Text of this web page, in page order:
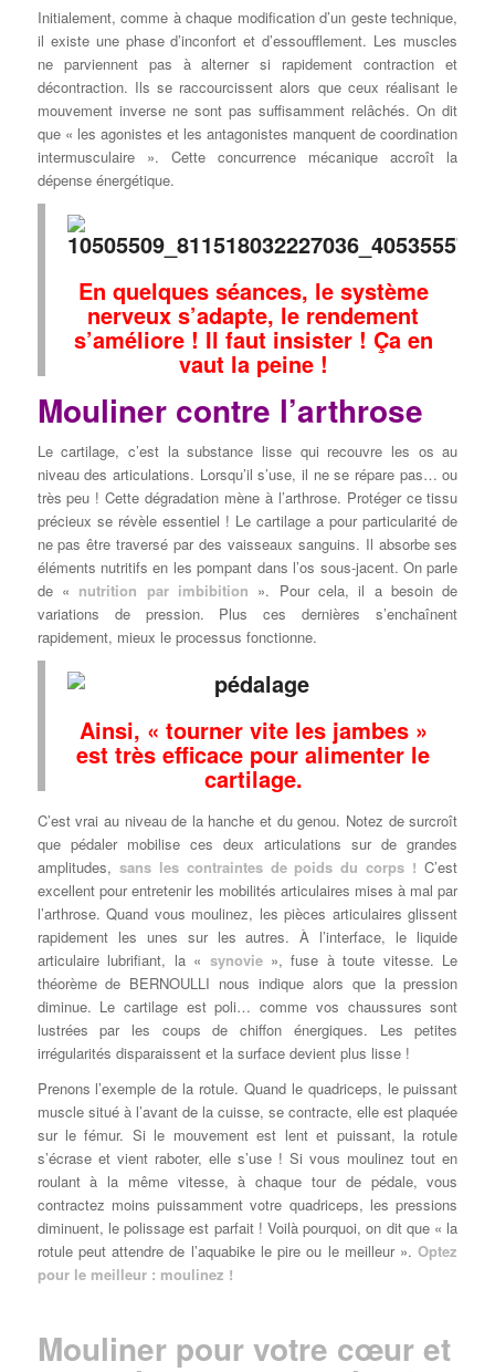
Initialement, comme à chaque modification d’un geste technique,
il existe une phase d’inconfort et d’essoufflement. Les muscles
ne parviennent pas à alterner si rapidement contraction et
décontraction. Ils se raccourcissent alors que ceux réalisant le
mouvement inverse ne sont pas suffisamment relâchés. On dit
que « les agonistes et les antagonistes manquent de coordination
intermusculaire ». Cette concurrence mécanique accroît la
dépense énergétique.
En quelques séances, le système
nerveux s’adapte, le rendement
s’améliore ! Il faut insister ! Ça en
vaut la peine !
Mouliner contre l’arthrose
Le cartilage, c’est la substance lisse qui recouvre les os au
niveau des articulations. Lorsqu’il s’use, il ne se répare pas… ou
très peu ! Cette dégradation mène à l’arthrose. Protéger ce tissu
précieux se révèle essentiel ! Le cartilage a pour particularité de
ne pas être traversé par des vaisseaux sanguins. Il absorbe ses
éléments nutritifs en les pompant dans l’os sous-jacent. On parle
de « nutrition par imbibition ». Pour cela, il a besoin de
variations de pression. Plus ces dernières s’enchaînent
rapidement, mieux le processus fonctionne.
Ainsi, « tourner vite les jambes »
est très efficace pour alimenter le
cartilage.
C’est vrai au niveau de la hanche et du genou. Notez de surcroît
que pédaler mobilise ces deux articulations sur de grandes
amplitudes, sans les contraintes de poids du corps ! C’est
excellent pour entretenir les mobilités articulaires mises à mal par
l’arthrose. Quand vous moulinez, les pièces articulaires glissent
rapidement les unes sur les autres. À l’interface, le liquide
articulaire lubrifiant, la « synovie», fuse à toute vitesse. Le
théorème de BERNOULLI nous indique alors que la pression
diminue. Le cartilage est poli… comme vos chaussures sont
lustrées par les coups de chiffon énergiques. Les petites
irrégularités disparaissent et la surface devient plus lisse !
Prenons l’exemple de la rotule. Quand le quadriceps, le puissant
muscle situé à l’avant de la cuisse, se contracte, elle est plaquée
sur le fémur. Si le mouvement est lent et puissant, la rotule
s’écrase et vient raboter, elle s’use ! Si vous moulinez tout en
roulant à la même vitesse, à chaque tour de pédale, vous
contractez moins puissamment votre quadriceps, les pressions
diminuent, le polissage est parfait ! Voilà pourquoi, on dit que « la
rotule peut attendre de l’aquabike le pire ou le meilleur ».Optez
pour le meilleur : moulinez !
Mouliner pour votre cœur et